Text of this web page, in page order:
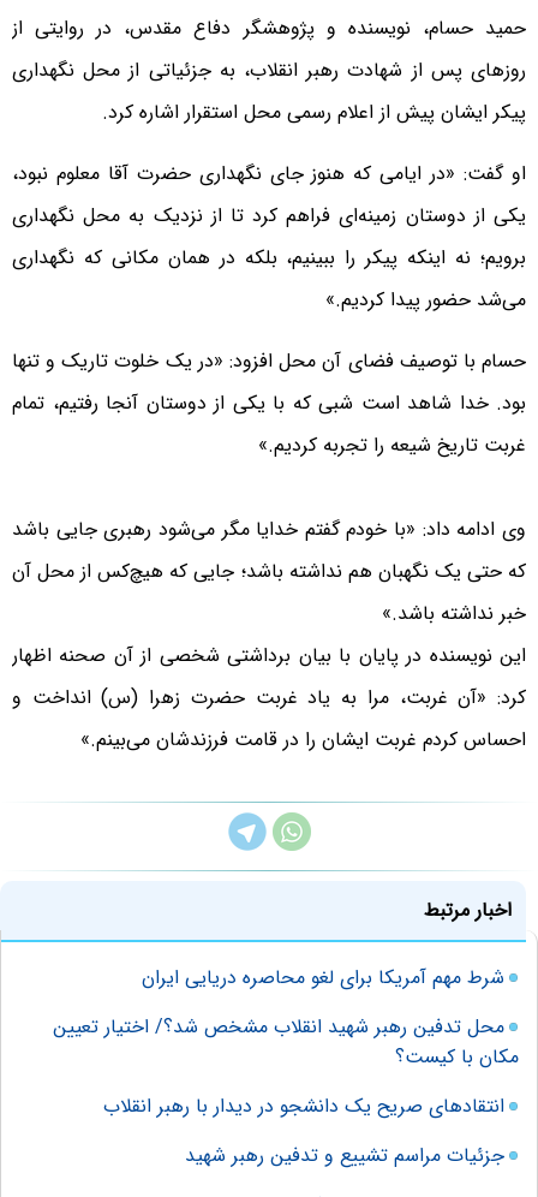
حمید حسام، نویسنده و پژوهشگر دفاع مقدس، در روایتی از
روزهای پس از شهادت رهبر انقلاب، به جزئیاتی از محل نگهداری
پیکر ایشان پیش از اعلام رسمی محل استقرار اشاره کرد.
او گفت: «در ایامی که هنوز جای نگهداری حضرت آقا معلوم نبود،
یکی از دوستان زمینه‌ای فراهم کرد تا از نزدیک به محل نگهداری
برویم؛ نه اینکه پیکر را ببینیم، بلکه در همان مکانی که نگهداری
می‌شد حضور پیدا کردیم.»
حسام با توصیف فضای آن محل افزود: «در یک خلوت تاریک و تنها
بود. خدا شاهد است شبی که با یکی از دوستان آنجا رفتیم، تمام
غربت تاریخ شیعه را تجربه کردیم.»
وی ادامه داد: «با خودم گفتم خدایا مگر می‌شود رهبری جایی باشد
که حتی یک نگهبان هم نداشته باشد؛ جایی که هیچ‌کس از محل آن
خبر نداشته باشد.»
این نویسنده در پایان با بیان برداشتی شخصی از آن صحنه اظهار
کرد: «آن غربت، مرا به یاد غربت حضرت زهرا (س) انداخت و
احساس کردم غربت ایشان را در قامت فرزندشان می‌بینم.»
اخبار مرتبط
شرط مهم آمریکا برای لغو محاصره دریایی ایران
محل تدفین رهبر شهید انقلاب مشخص شد؟/ اختیار تعیین
مکان با کیست؟
انتقادهای صریح یک دانشجو در دیدار با رهبر انقلاب
جزئیات مراسم تشییع و تدفین رهبر شهید